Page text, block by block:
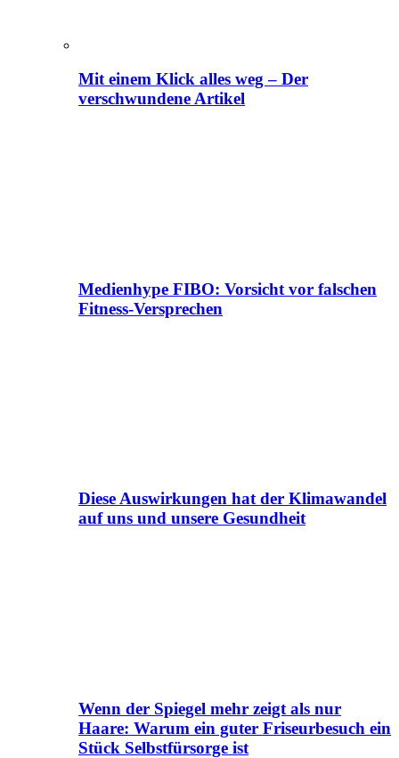
Mit einem Klick alles weg – Der
verschwundene Artikel
Medienhype FIBO: Vorsicht vor falschen
Fitness-Versprechen
Diese Auswirkungen hat der Klimawandel
auf uns und unsere Gesundheit
Wenn der Spiegel mehr zeigt als nur
Haare: Warum ein guter Friseurbesuch ein
Stück Selbstfürsorge ist